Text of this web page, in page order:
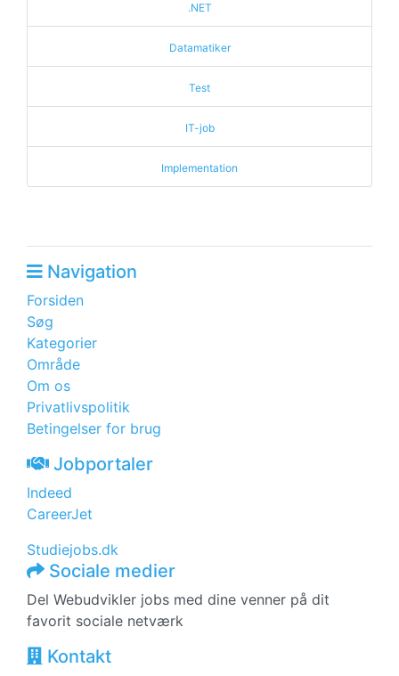
.NET
Datamatiker
Test
IT-job
Implementation
Navigation
Forsiden
Søg
Kategorier
Område
Om os
Privatlivspolitik
Betingelser for brug
Jobportaler
Indeed
CareerJet
Studiejobs.dk
Sociale medier
Del Webudvikler jobs med dine venner på dit
favorit sociale netværk
Kontakt